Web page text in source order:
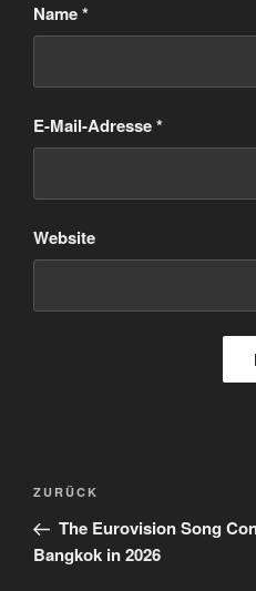
Name*
E-Mail-Adresse*
Website
Beitragsnavigation
Vorheriger
Beitrag
ZURÜCK
The Eurovision Song
Bangkok in 2026